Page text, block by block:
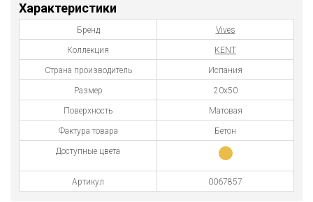
Характеристики
Бренд Vives
Коллекция KENT
Страна производитель Испания
Размер 20x50
Поверхность Матовая
Фактура товара Бетон
Доступные цвета
Артикул 0067857